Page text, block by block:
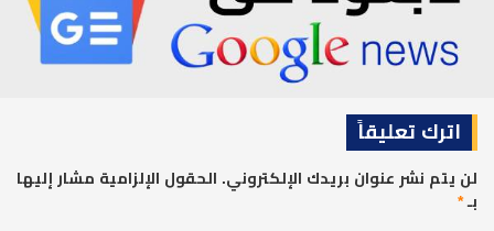
اترك تعليقاً
لن يتم نشر عنوان بريدك الإلكتروني. الحقول الإلزامية مشار إليها
بـ*